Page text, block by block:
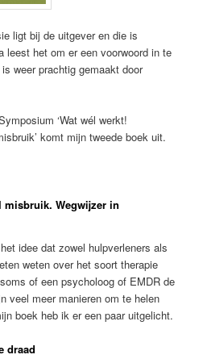
ligt bij de uitgever en die is
het om er een voorwoord in te
weer prachtig gemaakt door
‘Wat wél werkt!
komt mijn tweede boek uit.
misbruik. Wegwijzer in
idee dat zowel hulpverleners als
weten over het soort therapie
of een psycholoog of EMDR de
veel meer manieren om te helen
boek heb ik er een paar uitgelicht.
draad